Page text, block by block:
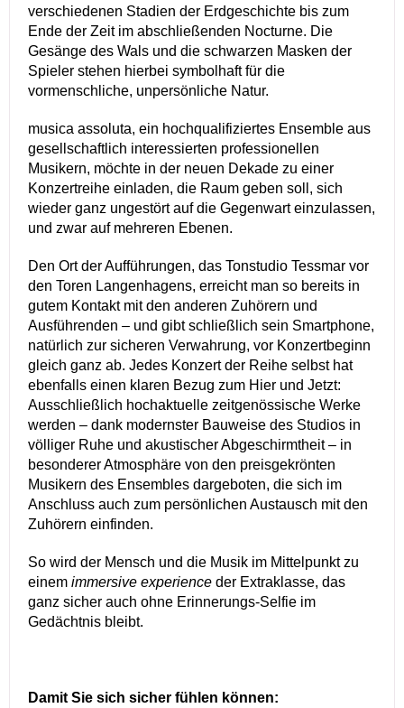
verschiedenen Stadien der Erdgeschichte bis zum
Ende der Zeit im abschließenden Nocturne. Die
Gesänge des Wals und die schwarzen Masken der
Spieler stehen hierbei symbolhaft für die
vormenschliche, unpersönliche Natur.
musica assoluta, ein hochqualifiziertes Ensemble aus
gesellschaftlich interessierten professionellen
Musikern, möchte in der neuen Dekade zu einer
Konzertreihe einladen, die Raum geben soll, sich
wieder ganz ungestört auf die Gegenwart einzulassen,
und zwar auf mehreren Ebenen.
Den Ort der Aufführungen, das Tonstudio Tessmar vor
den Toren Langenhagens, erreicht man so bereits in
gutem Kontakt mit den anderen Zuhörern und
Ausführenden – und gibt schließlich sein Smartphone,
natürlich zur sicheren Verwahrung, vor Konzertbeginn
gleich ganz ab. Jedes Konzert der Reihe selbst hat
ebenfalls einen klaren Bezug zum Hier und Jetzt:
Ausschließlich hochaktuelle zeitgenössische Werke
werden – dank modernster Bauweise des Studios in
völliger Ruhe und akustischer Abgeschirmtheit – in
besonderer Atmosphäre von den preisgekrönten
Musikern des Ensembles dargeboten, die sich im
Anschluss auch zum persönlichen Austausch mit den
Zuhörern einfinden.
So wird der Mensch und die Musik im Mittelpunkt zu
einem immersive experience der Extraklasse, das
ganz sicher auch ohne Erinnerungs-Selfie im
Gedächtnis bleibt.
Damit Sie sich sicher fühlen können: